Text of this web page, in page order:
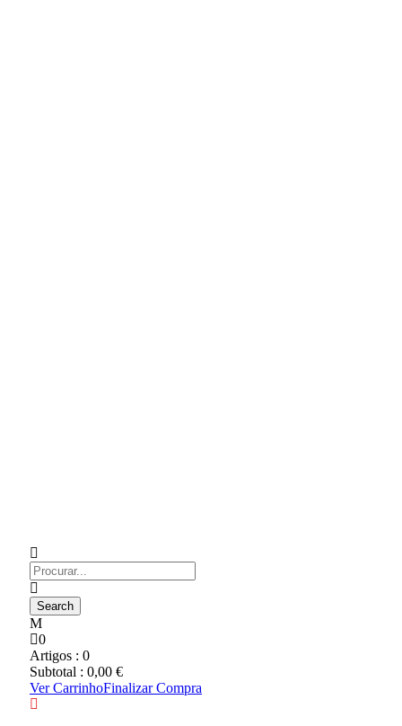
0
Artigos : 0
Subtotal : 0,00 €
Ver CarrinhoFinalizar Compra